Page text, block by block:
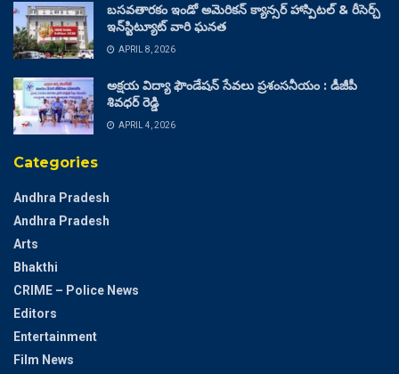
బసవతారకం ఇండో అమెరికన్ క్యాన్సర్ హాస్పిటల్ & రీసెర్చ్
ఇన్‌స్టిట్యూట్ వారి ఘనత
APRIL 8, 2026
అక్షయ విద్యా ఫౌండేషన్ సేవలు ప్రశంసనీయం : డీజీపీ
శివధర్ రెడ్డి
APRIL 4, 2026
Categories
Andhra Pradesh
Andhra Pradesh
Arts
Bhakthi
CRIME – Police News
Editors
Entertainment
Film News